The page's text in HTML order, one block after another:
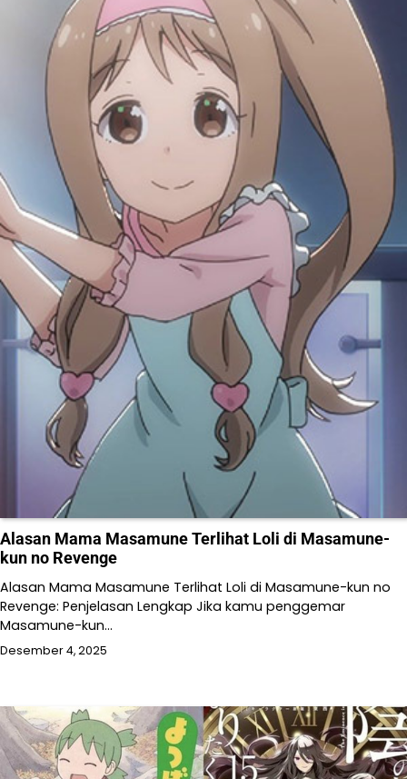
Alasan Mama Masamune Terlihat Loli di Masamune-
kun no Revenge
Alasan Mama Masamune Terlihat Loli di Masamune-kun no
Revenge: Penjelasan Lengkap Jika kamu penggemar
Masamune-kun…
Desember 4, 2025